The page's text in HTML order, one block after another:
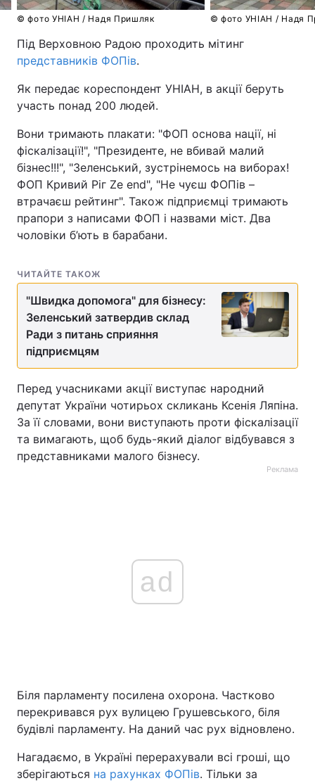
© фото УНІАН / Надя Пришляк © фото УНІАН
Під Верховною Радою проходить мітинг
представників ФОПів.
Як передає кореспондент УНІАН, в акції беруть
участь понад 200 людей.
Вони тримають плакати: "ФОП основа нації, ні
фіскалізації!", "Президенте, не вбивай малий
бізнес!!!", "Зеленський, зустрінемось на виборах!
ФОП Кривий Ріг Ze end", "Не чуєш ФОПів –
втрачаєш рейтинг". Також підприємці тримають
прапори з написами ФОП і назвами міст. Два
чоловіки б’ють в барабани.
ЧИТАЙТЕ ТАКОЖ
"Швидка допомога" для бізнесу:
Зеленський затвердив склад
Ради з питань сприяння
підприємцям
Перед учасниками акції виступає народний
депутат України чотирьох скликань Ксенія Ляпіна.
За її словами, вони виступають проти фіскалізації
та вимагають, щоб будь-який діалог відбувався з
представниками малого бізнесу.
Реклама
ad
Біля парламенту посилена охорона. Частково
перекривався рух вулицею Грушевського, біля
будівлі парламенту. На даний час рух відновлено.
Нагадаємо, в Україні перерахували всі гроші, що
зберігаються на рахунках ФОПів. Тільки за